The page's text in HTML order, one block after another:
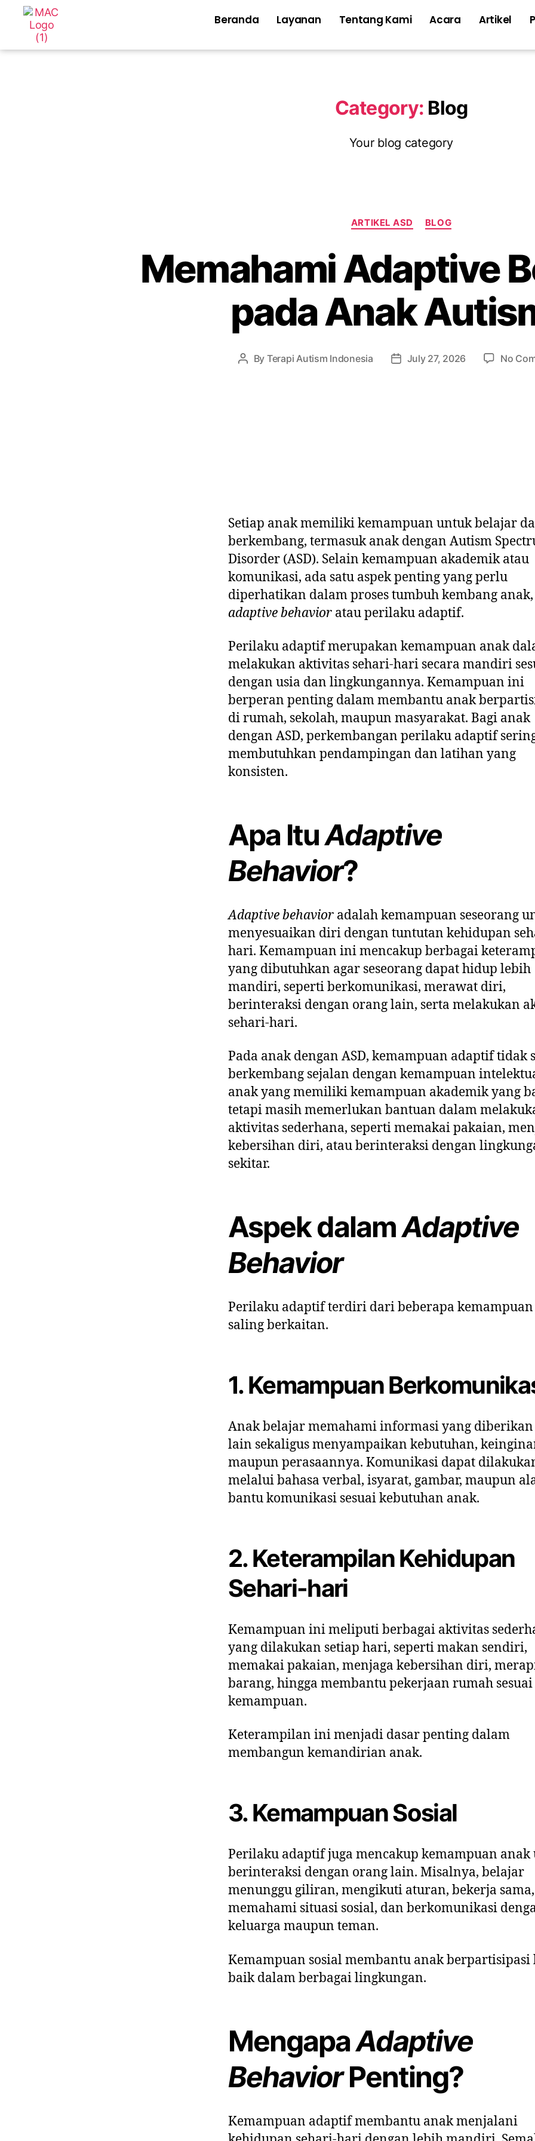
Beranda Layanan Tentang Kami Acara Artikel
Category: Blog
Your blog category
ARTIKEL ASD BLOG
Memahami Adaptive
pada Anak
By Terapi Autism Indonesia July 27, 2026 No
Setiap anak memiliki kemampuan untuk belajar
berkembang, termasuk anak dengan Autism
Disorder (ASD). Selain kemampuan akademik atau
komunikasi, ada satu aspek penting yang perlu
diperhatikan dalam proses tumbuh kembang
adaptive behavior atau perilaku adaptif.
Perilaku adaptif merupakan kemampuan anak
melakukan aktivitas sehari-hari secara mandiri
dengan usia dan lingkungannya. Kemampuan ini
berperan penting dalam membantu anak
di rumah, sekolah, maupun masyarakat. Bagi anak
dengan ASD, perkembangan perilaku adaptif
membutuhkan pendampingan dan latihan yang
konsisten.
Apa ItuAdaptive
Behavior?
Adaptive behavior adalah kemampuan seseorang
menyesuaikan diri dengan tuntutan kehidupan
hari. Kemampuan ini mencakup berbagai
yang dibutuhkan agar seseorang dapat hidup lebih
mandiri, seperti berkomunikasi, merawat diri,
berinteraksi dengan orang lain, serta melakukan
sehari-hari.
Pada anak dengan ASD, kemampuan adaptif tidak
berkembang sejalan dengan kemampuan
anak yang memiliki kemampuan akademik yang
tetapi masih memerlukan bantuan dalam
aktivitas sederhana, seperti memakai pakaian,
kebersihan diri, atau berinteraksi dengan
sekitar.
Aspek dalamAdaptive
Behavior
Perilaku adaptif terdiri dari beberapa
saling berkaitan.
1. Kemampuan
Anak belajar memahami informasi yang
lain sekaligus menyampaikan kebutuhan,
maupun perasaannya. Komunikasi dapat
melalui bahasa verbal, isyarat, gambar, maupun
bantu komunikasi sesuai kebutuhan anak.
2. Keterampilan Kehidupan
Sehari-hari
Kemampuan ini meliputi berbagai aktivitas
yang dilakukan setiap hari, seperti makan sendiri,
memakai pakaian, menjaga kebersihan diri,
barang, hingga membantu pekerjaan rumah sesuai
kemampuan.
Keterampilan ini menjadi dasar penting dalam
membangun kemandirian anak.
3. Kemampuan Sosial
Perilaku adaptif juga mencakup kemampuan anak
berinteraksi dengan orang lain. Misalnya, belajar
menunggu giliran, mengikuti aturan, bekerja sama,
memahami situasi sosial, dan berkomunikasi
keluarga maupun teman.
Kemampuan sosial membantu anak berpartisipasi
baik dalam berbagai lingkungan.
MengapaAdaptive
BehaviorPenting?
Kemampuan adaptif membantu anak menjalani